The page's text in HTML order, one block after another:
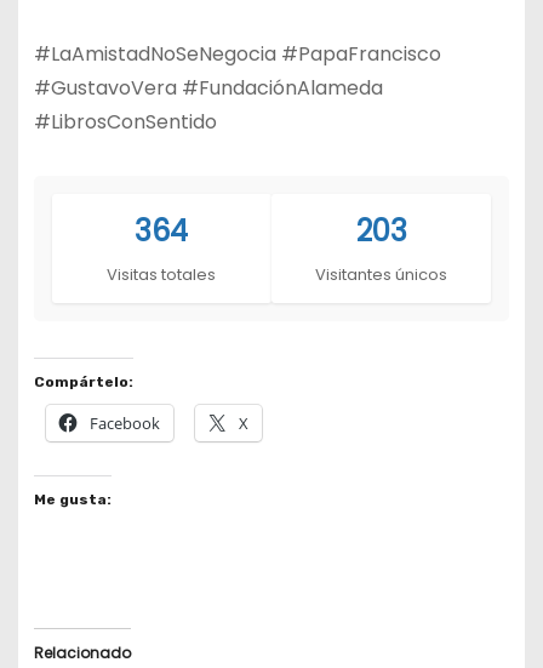
#LaAmistadNoSeNegocia #PapaFrancisco
#GustavoVera #FundaciónAlameda
#LibrosConSentido
364
Visitas totales
203
Visitantes únicos
Compártelo:
Facebook X
Me gusta:
Relacionado